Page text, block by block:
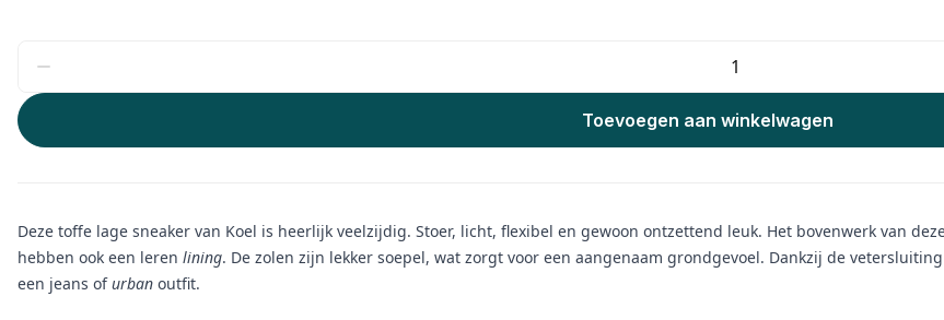
Toevoegen aan winkelwagen
Deze toffe lage sneaker van Koel is heerlijk veelzijdig. Stoer, licht, flexibel en gewoon ontzettend leuk. Het bovenwerk van
hebben ook een leren lining. De zolen zijn lekker soepel, wat zorgt voor een aangenaam grondgevoel. Dankzij de
een jeans ofurban outfit.